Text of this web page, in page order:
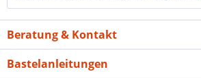
Beratung & Kontakt
Bastelanleitungen